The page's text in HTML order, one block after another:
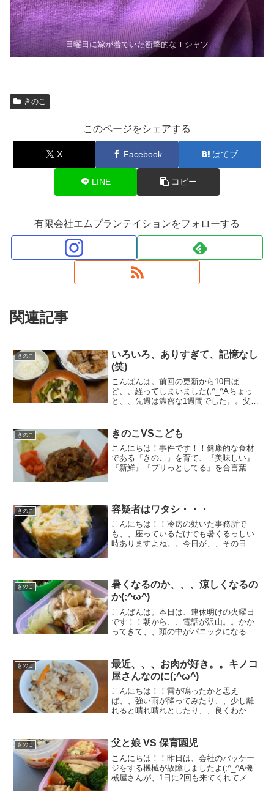
日曜日に嫁が着ていた衝撃的なＴシャツ
きのこ
このページをシェアする
X Facebook はてブ
LINE コピー
有限会社エムプランテイションをフォローする
関連記事
きのこ
いろいろ、ありすぎて、記憶なし
(笑)
こんばんは。前回の更新から10日ほ
ど、、経ってしまいました(;^_^Aちょっ
と、、先週は濃密な1週間でした。。父親
久しぶりに、父親と2人でご飯食べまし
た。久しぶりという...
きのこ きのこVSこども
こんにちは！事件です！！健康的な食材
である『きのこ』を育て、『美味しい』
『新鮮』『プリっとしてる』を合言葉に
んなキノコ苦手なんです。...
きのこ 容疑者はワタシ・・・
こんにちは！！冷房の効いた事務所で
も、、座っているだけでも暑くるっしい
時ありますよね。。今日が、、その日で
『電気の使用を控え...
きのこ
暑くなるのか、、、涼しくなるの
か(;^ω^)
こんばんは。本日は、連休明けの火曜日
です！！朝から、、電話が沢山。。かか
ってきて、、頭の中がパニックになるか
で収穫したキノコの集荷に行けと、、聖
徳太子に命じられ、、、ト...
きのこ
最近、、、お肉が好き。。キノコ
屋さんなのに(;^ω^)
こんにちは！！雷が鳴ったかと思え
ば、、強い雨が降ってみたり、、少し離
れると晴れ晴れとしたり、、良くわから
で、技術屋さんだった大先輩が経営され
ているお店苑『美加登苑』にい...
きのこ 父と娘 VS 保育園児
こんにちは！！昨日は、会社のパッケー
ジをする機械が故障しましたよ(;^_^A機
械屋さんが、1日に2回も来てくれてメン